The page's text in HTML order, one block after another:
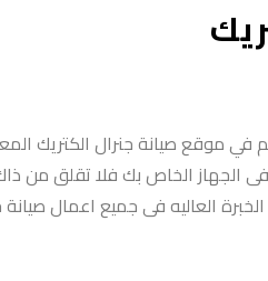
جنرال الكتريك 01007979202 مرحبا بكم في موقع
فى الجهاز الخاص بك فلا تقلق
العاليه فى جميع اعمال صيانة